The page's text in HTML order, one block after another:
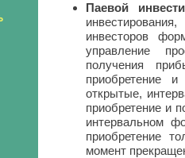
Паевой
инвесторов
управление
получения
приобретение
открытые,
приобретение и
интервальном
приобретение
момент